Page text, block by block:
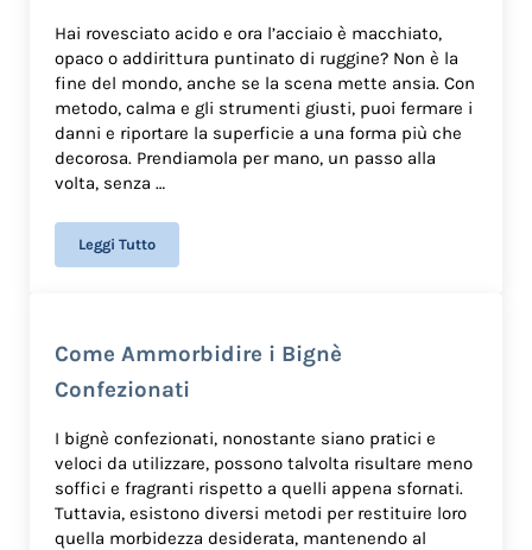
Hai rovesciato acido e ora l’acciaio è macchiato,
opaco o addirittura puntinato di ruggine? Non è la
fine del mondo, anche se la scena mette ansia. Con
metodo, calma e gli strumenti giusti, puoi fermare i
danni e riportare la superficie a una forma più che
decorosa. Prendiamola per mano, un passo alla
volta, senza …
Leggi TuttoAcciaio Corroso da Acido – Rimedi
Come Ammorbidire i Bignè
Confezionati
I bignè confezionati, nonostante siano pratici e
veloci da utilizzare, possono talvolta risultare meno
soffici e fragranti rispetto a quelli appena sfornati.
Tuttavia, esistono diversi metodi per restituire loro
quella morbidezza desiderata, mantenendo al